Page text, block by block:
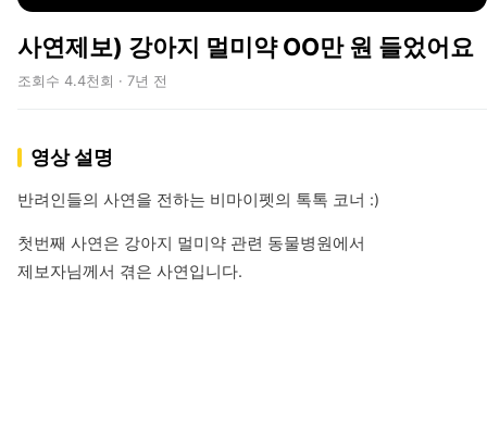
사연제보) 강아지 멀미약 OO만 원 들었어요
조회수 4.4천회 · 7년 전
영상 설명
반려인들의 사연을 전하는 비마이펫의 톡톡 코너 :)
첫번째 사연은 강아지 멀미약 관련 동물병원에서
제보자님께서 겪은 사연입니다.